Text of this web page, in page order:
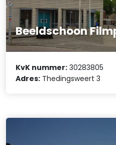
Beeldschoon
KvK nummer: 30283805
Adres: Thedingsweert 3